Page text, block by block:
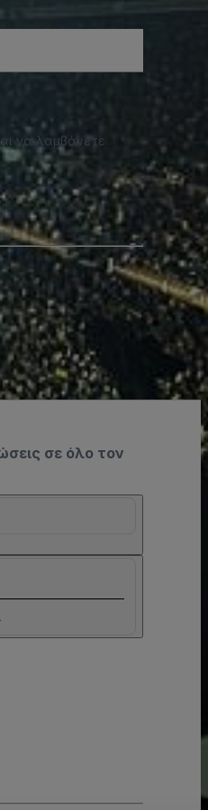
να λαμβάνετε
σε όλο τον